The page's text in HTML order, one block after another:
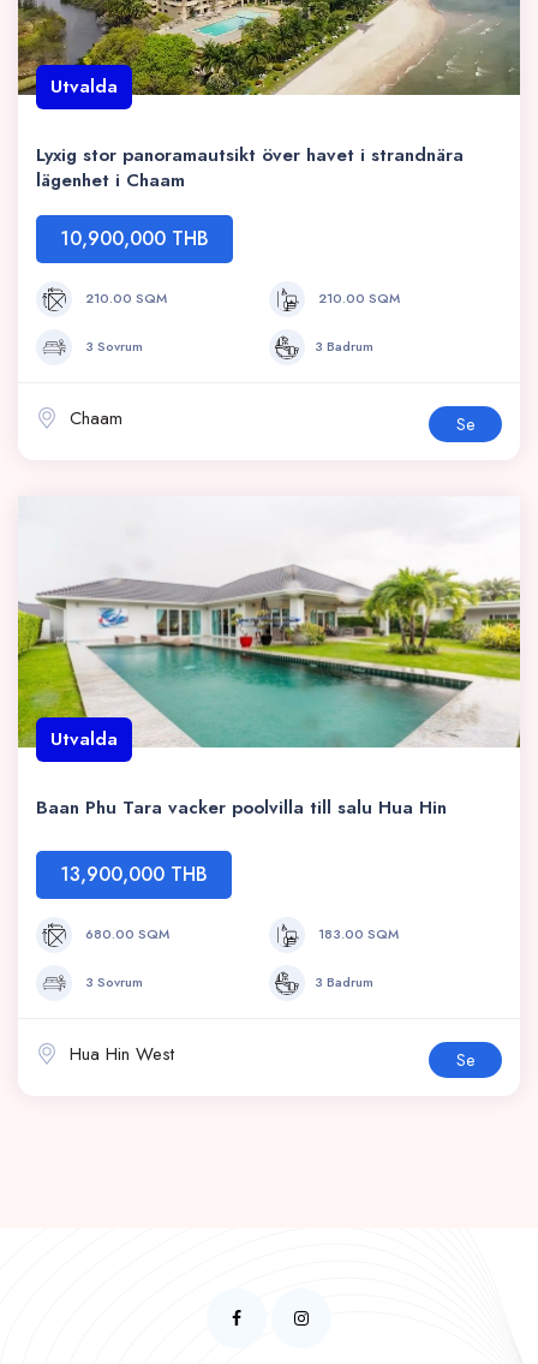
Utvalda
Lyxig stor panoramautsikt över havet i strandnära
lägenhet i Chaam
10,900,000 THB
210.00 SQM 210.00 SQM
3 Sovrum 3 Badrum
Chaam Se
Utvalda
Baan Phu Tara vacker poolvilla till salu Hua Hin
13,900,000 THB
680.00 SQM 183.00 SQM
3 Sovrum 3 Badrum
Hua Hin West Se